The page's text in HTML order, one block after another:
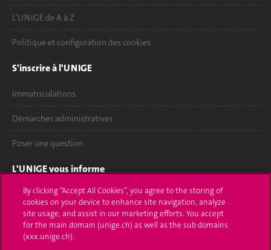
L'UNIGE de A à Z
Politique et configuration des cookies
S'inscrire à l'UNIGE
Immatriculations
Démarches administratives
Poser une question
L'UNIGE vous informe
UNIGE Mobile
Médias
Offres d'emploi
By clicking “Accept All Cookies”, you agree to the storing of
cookies on your device to enhance site navigation, analyze
site usage, and assist in our marketing efforts. You accept
for the main domain (unige.ch) as well as the sub domains
(xxx.unige.ch).